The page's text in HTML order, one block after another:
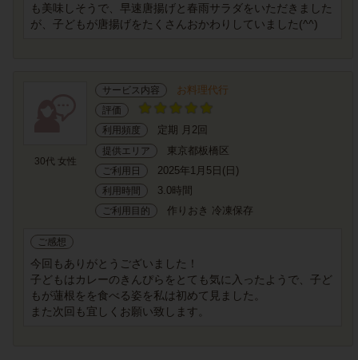
も美味しそうで、早速唐揚げと春雨サラダをいただきました
が、子どもが唐揚げをたくさんおかわりしていました(^^)
30代 女性
サービス内容 お料理代行
評価
利用頻度
定期 月2回
提供エリア 東京都板橋区
ご利用日 2025年1月5日(日)
利用時間 3.0時間
ご利用目的 作りおき 冷凍保存
ご感想
今回もありがとうございました！
子どもはカレーのきんぴらをとても気に入ったようで、子ど
もが蓮根をを食べる姿を私は初めて見ました。
また次回も宜しくお願い致します。